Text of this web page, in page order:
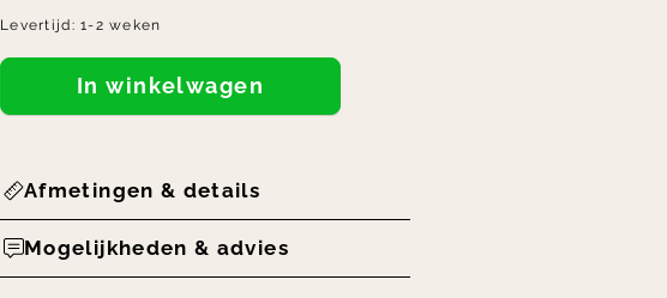
Levertijd:1-2 weken
In winkelwagen
Afmetingen & details
Mogelijkheden & advies